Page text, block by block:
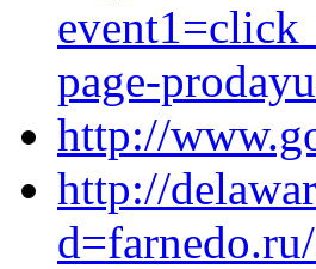
page-
http://
http://